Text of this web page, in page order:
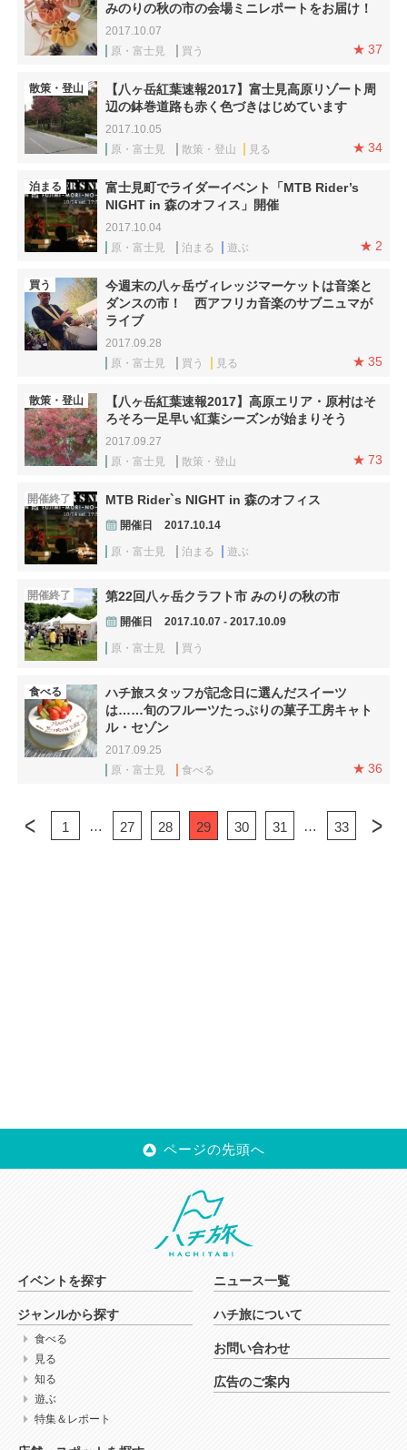
みのりの秋の市の会場ミニレポートをお届け！
2017.10.07
原・富士見
買う 37
散策・登山
【八ヶ岳紅葉速報2017】富士見高原リゾート周
辺の鉢巻道路も赤く色づきはじめています
2017.10.05
原・富士見
散策・登山 見る 34
泊まる
富士見町でライダーイベント「MTB Rider’s
NIGHT in 森のオフィス」開催
2017.10.04
原・富士見
泊まる 遊ぶ 2
買う
今週末の八ヶ岳ヴィレッジマーケットは音楽と
ダンスの市！ 西アフリカ音楽のサブニュマが
ライブ
2017.09.28
原・富士見
買う 見る 35
散策・登山
【八ヶ岳紅葉速報2017】高原エリア・原村はそ
ろそろ一足早い紅葉シーズンが始まりそう
2017.09.27
原・富士見
散策・登山 73
開催終了 MTB Rider`s NIGHT in 森のオフィス
開催日 2017.10.14
原・富士見 泊まる 遊ぶ
開催終了 第22回八ヶ岳クラフト市 みのりの秋の市
開催日 2017.10.07 - 2017.10.09
原・富士見 買う
食べる
ハチ旅スタッフが記念日に選んだスイーツ
は……旬のフルーツたっぷりの菓子工房キャト
ル・セゾン
2017.09.25
原・富士見
食べる 36
1 … 27 28 29 30 31 … 33
ページの先頭へ
イベントを探す
ジャンルから探す
食べる
見る
知る
遊ぶ
特集＆レポート
ニュース一覧
ハチ旅について
お問い合わせ
広告のご案内